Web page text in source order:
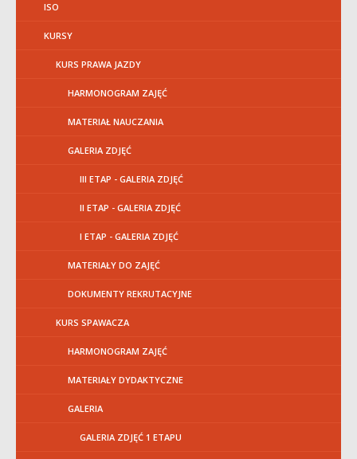
ISO
KURSY
KURS PRAWA JAZDY
HARMONOGRAM ZAJĘĆ
MATERIAŁ NAUCZANIA
GALERIA ZDJĘĆ
III ETAP - GALERIA ZDJĘĆ
II ETAP - GALERIA ZDJĘĆ
I ETAP - GALERIA ZDJĘĆ
MATERIAŁY DO ZAJĘĆ
DOKUMENTY REKRUTACYJNE
KURS SPAWACZA
HARMONOGRAM ZAJĘĆ
MATERIAŁY DYDAKTYCZNE
GALERIA
GALERIA ZDJĘĆ 1 ETAPU